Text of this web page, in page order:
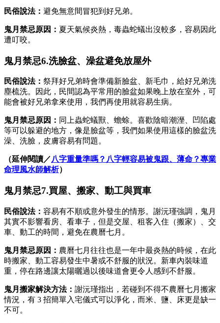
民俗說法： 避免無意間冒犯到好兄弟。
鬼月禁忌原因： 夏天氣候炎熱，毒蟲蛇蟻出沒較多，容易因此
遭叮咬。
鬼月禁忌6.洗臉盆、澡盆避免放屋外
民俗說法： 祭拜好兄弟時會準備新臉盆、新毛巾，給好兄弟洗
塵梳洗。因此，民間認為平常用的臉盆如果晚上放在室外，可
能會被好兄弟拿來使用，我們再使用就容易生病。
鬼月禁忌原因： 同上蟲蛇蟻獸、蟾蜍。喜歡陰暗潮溼、凹陷處
等可以躲避的地方，像是臉盆等，我們如果使用這樣的臉盆洗
澡、洗臉，皮膚容易有問題。
（延伸閱讀／八字重量準嗎？八字輕容易被鬼跟、薄命？專業
命理風水師解析）
鬼月禁忌7.買屋、搬家、動工與買車
民俗說法： 容易有不順或意外發生的情形。謝沅瑾強調，鬼月
其實不影響看房、看車子，但是交屋、租客入住（搬家）、交
車、動工的時間，避免在農曆七月。
鬼月禁忌原因： 農曆七月往往也是一年中最炎熱的時候，在此
時搬家、動工容易發生中暑或不舒服的狀況。新車內裝味道
重，停在路邊讓太陽曬過以後味道會更令人感到不舒服。
鬼月搬家解決方法： 謝沅瑾指出，若碰到不得不農曆七月搬家
情況，有 3 招簡單入宅儀式可以淨化，而米、鹽、床更是缺一
不可。